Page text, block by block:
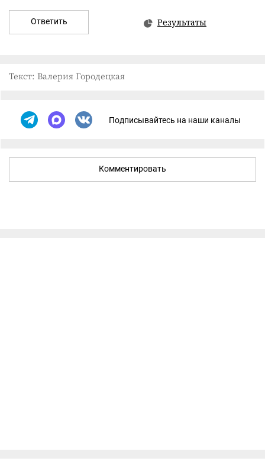
Ответить Результаты
Текст: Валерия Городецкая
Подписывайтесь на наши каналы
Комментировать